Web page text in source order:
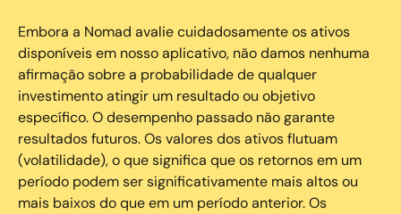
Embora a Nomad avalie cuidadosamente os ativos
disponíveis em nosso aplicativo, não damos nenhuma
afirmação sobre a probabilidade de qualquer
investimento atingir um resultado ou objetivo
específico. O desempenho passado não garante
resultados futuros. Os valores dos ativos flutuam
(volatilidade), o que significa que os retornos em um
período podem ser significativamente mais altos ou
mais baixos do que em um período anterior. Os